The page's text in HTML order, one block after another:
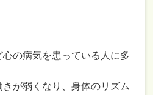
の病気を患っている人に多
が弱くなり、身体のリズム